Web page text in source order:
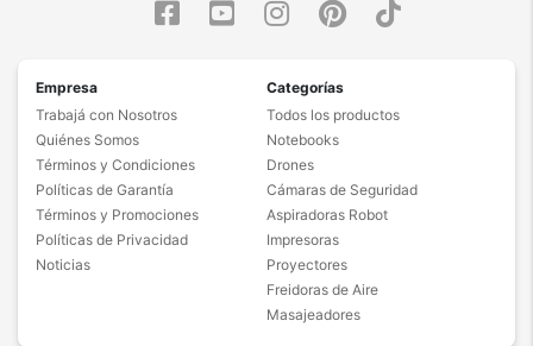
Empresa
Trabajá con Nosotros
Quiénes Somos
Términos y Condiciones
Políticas de Garantía
Términos y Promociones
Políticas de Privacidad
Noticias
Categorías
Todos los productos
Notebooks
Drones
Cámaras de Seguridad
Aspiradoras Robot
Impresoras
Proyectores
Freidoras de Aire
Masajeadores